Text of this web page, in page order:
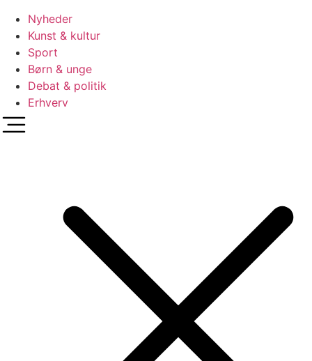
Nyheder
Kunst & kultur
Sport
Børn & unge
Debat & politik
Erhverv